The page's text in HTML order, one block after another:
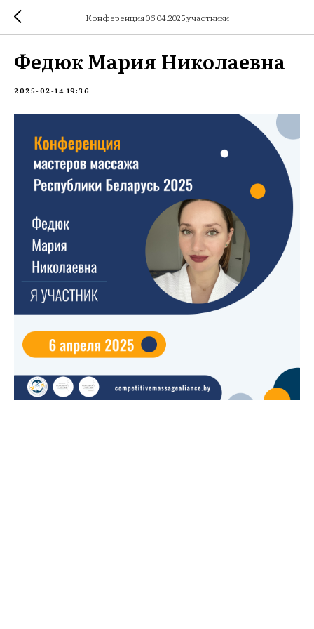
Конференция 06.04.2025 участники
Федюк Мария Николаевна
2025-02-14 19:36